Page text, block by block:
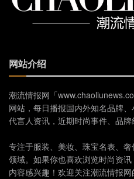
网站介绍
潮流情报网「
网站，每日播报国内外知名品牌
代言人资讯，近期时尚事件、品牌
专注于服装、美妆、珠宝名表、
领域。如果你也喜欢浏览时尚资
内容感兴趣！欢迎关注潮流情报网